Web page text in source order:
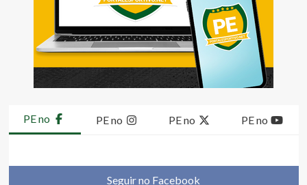
PE no PE no PE no PE no
Seguir no Facebook